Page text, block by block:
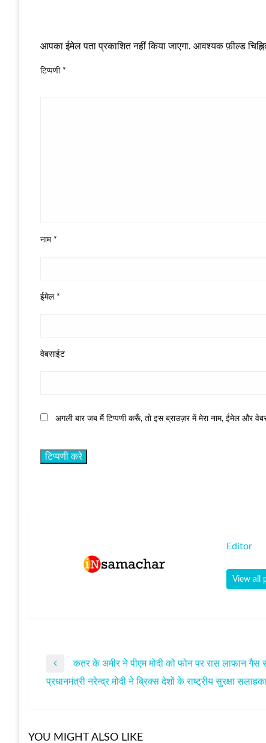
आपका ईमेल पता प्रकाशित नहीं किया जाएगा. आवश्यक फ़ील्ड
टिप्पणी *
नाम *
ईमेल *
वेबसाईट
अगली बार जब मैं टिप्पणी करूँ, तो इस ब्राउज़र में मेरा नाम, ईमेल और
Editor
View all
पोस्ट
Previous
Post
कतर के अमीर ने पीएम मोदी को फोन पर रास लाफान गैस
Next
प्रधानमंत्री नरेन्द्र मोदी ने ब्रिक्स देशों के राष्ट्रीय सुरक्षा
YOU MIGHT ALSO LIKE